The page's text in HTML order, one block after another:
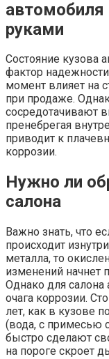
автомобиля
руками
Состояние кузова
фактор
момент влияет на
при продаже.
сосредотачивают
пренебрегая
приводит к
коррозии.
Нужно ли
салона
Важно знать, что
происходит
металла, то
изменений начнет
Однако для салона
очага коррозии.
лет, как в кузове
(вода, с примесью
быстро сделают
на пороге скроет